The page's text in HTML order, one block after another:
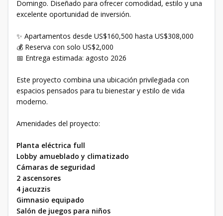
Domingo. Diseñado para ofrecer comodidad, estilo y una
excelente oportunidad de inversión.
✨ Apartamentos desde US$160,500 hasta US$308,000
💰 Reserva con solo US$2,000
📅 Entrega estimada: agosto 2026
Este proyecto combina una ubicación privilegiada con
espacios pensados para tu bienestar y estilo de vida
moderno.
Amenidades del proyecto:
Planta eléctrica full
Lobby amueblado y climatizado
Cámaras de seguridad
2 ascensores
4 jacuzzis
Gimnasio equipado
Salón de juegos para niños